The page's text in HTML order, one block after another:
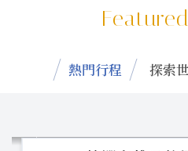
熱門行程 探索